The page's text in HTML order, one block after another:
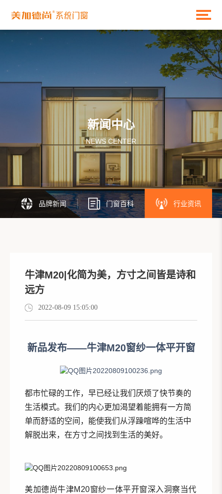
新闻中心
NEWS CENTER
品牌新闻 门窗百科 行业资讯
牛津M20|化简为美，方寸之间皆是诗和
远方
2022-08-09 15:05:00
新品发布——牛津M20窗纱一体平开窗
都市忙碌的工作，早已经让我们厌烦了快节奏的
生活模式。我们的内心更加渴望着能拥有一方简
单而舒适的空间，能使我们从浮躁喧哗的生活中
解脱出来，在方寸之间找到生活的美好。
美加德尚牛津M20窗纱一体平开窗深入洞察当代